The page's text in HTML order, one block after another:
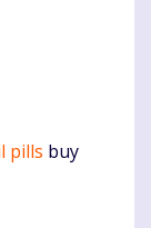
pills buy